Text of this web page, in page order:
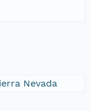
Nevada